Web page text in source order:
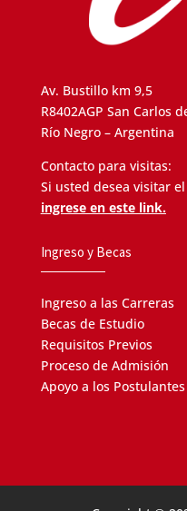
Av. Bustillo km 9,5
R8402AGP San Carlos
Río Negro – Argentina
Contacto para visitas:
Si usted desea visitar
ingrese en este link.
Ingreso y Becas
Ingreso a las Carreras
Becas de Estudio
Requisitos Previos
Proceso de Admisión
Apoyo a los Postulantes